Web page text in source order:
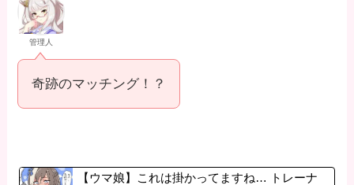
管理人
奇跡のマッチング！？
【ウマ娘】これは掛かってますね… トレーナ